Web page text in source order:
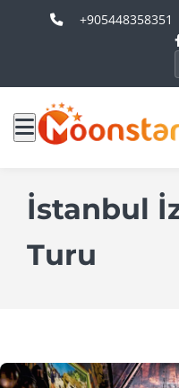
+905448358351
İstanbul
Turu